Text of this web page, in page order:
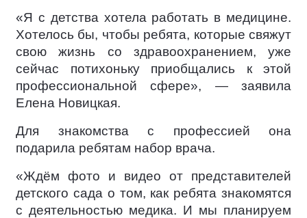
«Я с детства хотела работать в медицине.
Хотелось бы, чтобы ребята, которые свяжут
свою жизнь со здравоохранением, уже
сейчас потихоньку приобщались к этой
профессиональной сфере», — заявила
Елена Новицкая.
Для знакомства с профессией она
подарила ребятам набор врача.
«Ждём фото и видео от представителей
детского сада о том, как ребята знакомятся
с деятельностью медика. И мы планируем